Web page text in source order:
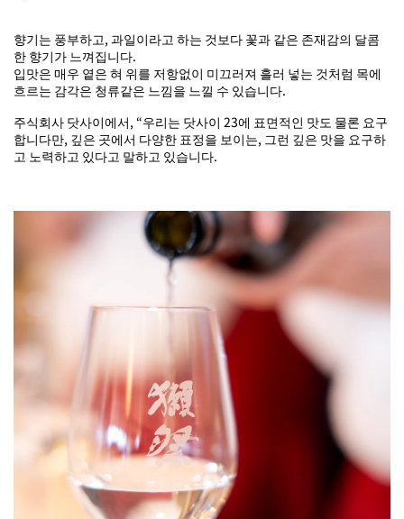
향기는 풍부하고, 과일이라고 하는 것보다 꽃과 같은 존재감의 달콤
한 향기가 느껴집니다.
입맛은 매우 옅은 혀 위를 저항없이 미끄러져 흘러 넣는 것처럼 목에
흐르는 감각은 청류같은 느낌을 느낄 수 있습니다.
주식회사 닷사이에서, “우리는 닷사이 23에 표면적인 맛도 물론 요구
합니다만, 깊은 곳에서 다양한 표정을 보이는, 그런 깊은 맛을 요구하
고 노력하고 있다고 말하고 있습니다.